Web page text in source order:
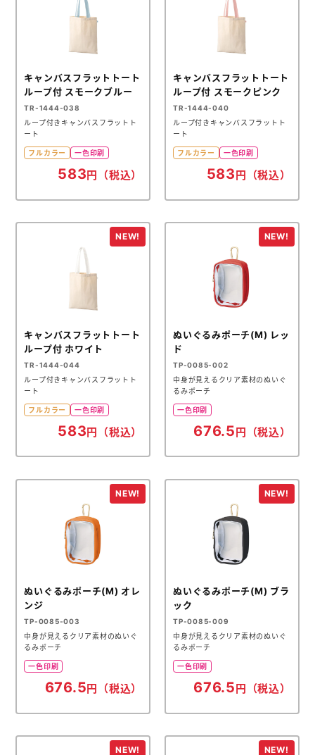
キャンバスフラットトート
ループ付 スモークブルー
TR-1444-038
ループ付きキャンバスフラットト
ート
フルカラー 一色印刷
583 円（税込）
キャンバスフラットトート
ループ付 スモークピンク
TR-1444-040
ループ付きキャンバスフラットト
ート
フルカラー 一色印刷
583 円（税込）
キャンバスフラットトート
ループ付 ホワイト
TR-1444-044
ループ付きキャンバスフラットト
ート
フルカラー 一色印刷
583円（税込）
ぬいぐるみポーチ(M) レッ
ド
TP-0085-002
中身が見えるクリア素材のぬいぐ
るみポーチ
一色印刷
676.5円（税込）
ぬいぐるみポーチ(M) オレ
ンジ
TP-0085-003
中身が見えるクリア素材のぬいぐ
るみポーチ
一色印刷
676.5円（税込）
ぬいぐるみポーチ(M) ブラ
ック
TP-0085-009
中身が見えるクリア素材のぬいぐ
るみポーチ
一色印刷
676.5円（税込）